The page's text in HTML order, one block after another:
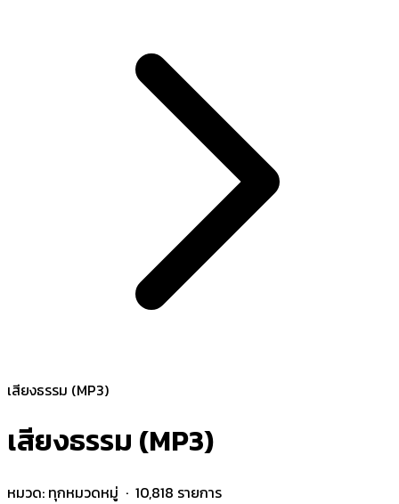
เสียงธรรม (MP3)
เสียงธรรม (MP3)
หมวด: ทุกหมวดหมู่ · 10,818 รายการ